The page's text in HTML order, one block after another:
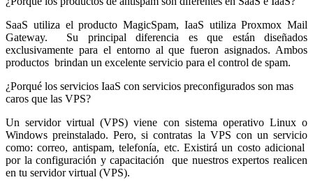
SaaS utiliza el producto MagicSpam, IaaS utiliza Proxmox Mail
Gateway. Su principal diferencia es que están diseñados
exclusivamente para el entorno al que fueron asignados. Ambos
productos brindan un excelente servicio para el control de spam.
¿Porqué los servicios IaaS con servicios preconfigurados son mas
caros que las VPS?
Un servidor virtual (VPS) viene con sistema operativo Linux o
Windows preinstalado. Pero, si contratas la VPS con un servicio
como: correo, antispam, telefonía, etc. Existirá un costo adicional
por la configuración y capacitación que nuestros expertos realicen
en tu servidor virtual (VPS).